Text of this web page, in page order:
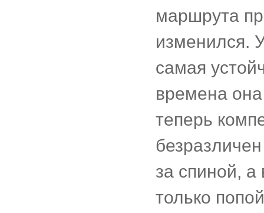
маршрута
изменился.
самая
времена
теперь
за спиной,
только